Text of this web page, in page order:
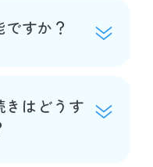
すか？
きはどうす